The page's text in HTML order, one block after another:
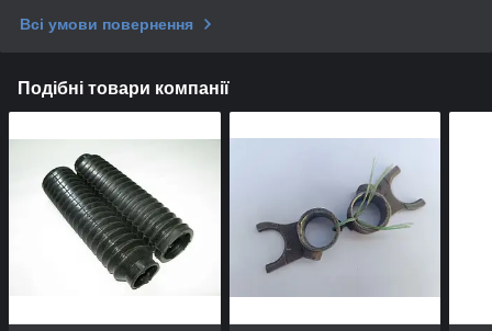
Всі умови повернення
Подібні товари компанії